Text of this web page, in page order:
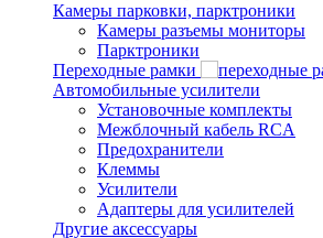
Камеры парковки, парктроники
Камеры разъемы мониторы
Парктроники
Переходные рамки
Автомобильные усилители
Установочные комплекты
Межблочный кабель RCA
Предохранители
Клеммы
Усилители
Адаптеры для усилителей
Другие аксессуары